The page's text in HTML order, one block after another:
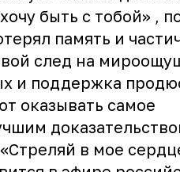
быть с тобой» ,
память и
след на
и поддержка
оказывать самое
в мое